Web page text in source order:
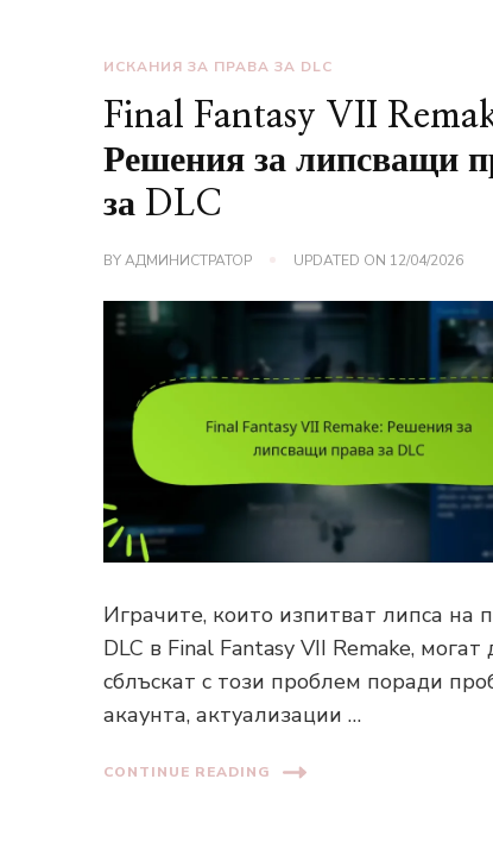
ИСКАНИЯ ЗА ПРАВА ЗА DLC
Final Fantasy VII
Решения за липсващи
за DLC
BYАДМИНИСТРАТОР UPDATED ON 12/04/2026
Играчите, които изпитват липса на
DLC в Final Fantasy VII Remake, могат
сблъскат с този проблем поради
акаунта, актуализации …
CONTINUE READING